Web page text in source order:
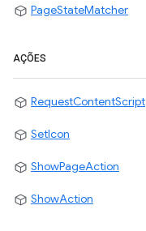
PageStateMatcher
AÇÕES
RequestContentScript
SetIcon
ShowPageAction
ShowAction